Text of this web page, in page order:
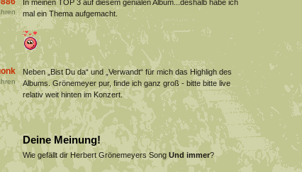
In meinen TOP 3 auf diesem genialen Album...deshalb habe ich
mal ein Thema aufgemacht.
Neben „Bist Du da“ und „Verwandt“ für mich das Highligh des
Albums. Grönemeyer pur, finde ich ganz groß - bitte bitte live
relativ weit hinten im Konzert.
Deine Meinung!
Wie gefällt dir Herbert Grönemeyers Song Und immer?